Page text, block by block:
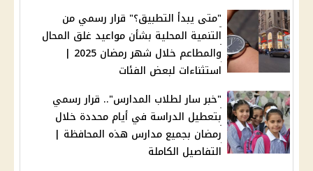
"متى يبدأ التطبيق؟" قرار رسمي من
التنمية المحلية بشأن مواعيد غلق المحال
والمطاعم خلال شهر رمضان 2025 |
استثناءات لبعض الفئات
"خبر سار لطلاب المدارس".. قرار رسمي
بتعطيل الدراسة في أيام محددة خلال
رمضان بجميع مدارس هذه المحافظة |
التفاصيل الكاملة